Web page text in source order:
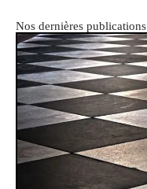
Nos dernières publications